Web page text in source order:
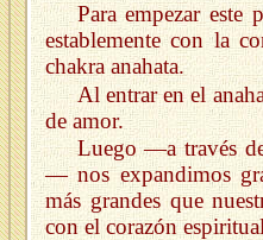
Para empezar este
establemente con la
chakra anahata.
Al entrar en el
de amor.
Luego —a través
— nos expandimos
más grandes que
con el corazón